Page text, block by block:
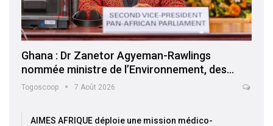
Ghana : Dr Zanetor Agyeman-Rawlings
nommée ministre de l’Environnement, des…
Togoscoop 7 Août 2026
AIMES AFRIQUE déploie une mission médico-